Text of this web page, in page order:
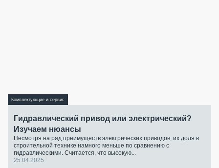
Комплектующие и сервис
Гидравлический привод или электрический?
Изучаем нюансы
Несмотря на ряд преимуществ электрических приводов, их доля в
строительной технике намного меньше по сравнению с
гидравлическими. Считается, что высокую...
25.04.2025